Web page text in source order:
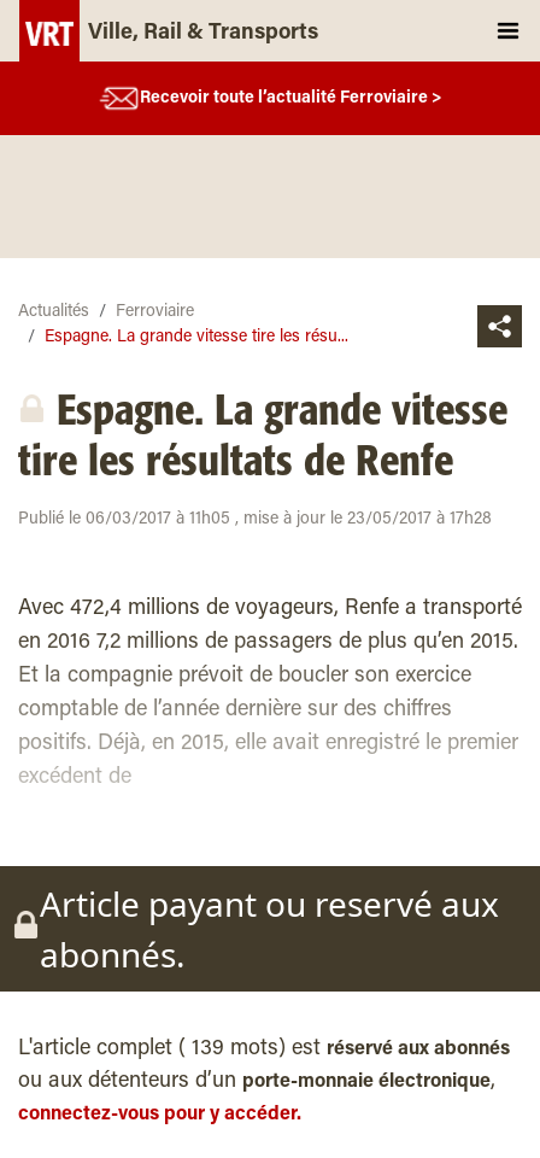
Ville, Rail & Transports
Recevoir toute l’actualité Ferroviaire >
Actualités
Ferroviaire
Espagne. La grande vitesse tire les résu...
Espagne. La grande vitesse
tire les résultats de Renfe
Publié le 06/03/2017 à 11h05 , mise à jour le 23/05/2017 à 17h28
Avec 472,4 millions de voyageurs, Renfe a transporté
en 2016 7,2 millions de passagers de plus qu’en 2015.
Et la compagnie prévoit de boucler son exercice
comptable de l’année dernière sur des chiffres
positifs. Déjà, en 2015, elle avait enregistré le premier
excédent de
Article payant ou reservé aux
abonnés.
L'article complet ( 139 mots) est réservé aux abonnés
ou aux détenteurs d’un porte-monnaie électronique,
connectez-vous pour y accéder.